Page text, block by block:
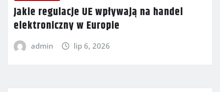
Jakie regulacje UE wpływają na handel
elektroniczny w Europie
admin lip 6, 2026